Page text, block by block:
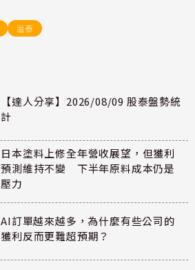
溢泰
【達人分享】2026/08/09 股泰盤勢統
計
日本塗料上修全年營收展望，但獲利
預測維持不變 下半年原料成本仍是
壓力
AI訂單越來越多，為什麼有些公司的
獲利反而更難超預期？